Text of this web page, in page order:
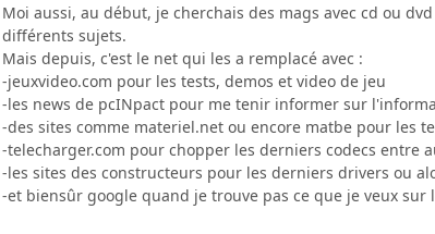
Moi aussi, au début, je cherchais des mags avec cd ou
différents sujets.
Mais depuis, c'est le net qui les a remplacé avec :
-jeuxvideo.com pour les tests, demos et video de jeu
-les news de pcINpact pour me tenir informer sur
-des sites comme materiel.net ou encore matbe pour les
-telecharger.com pour chopper les derniers codecs entre
-les sites des constructeurs pour les derniers drivers ou
-et biensûr google quand je trouve pas ce que je veux sur